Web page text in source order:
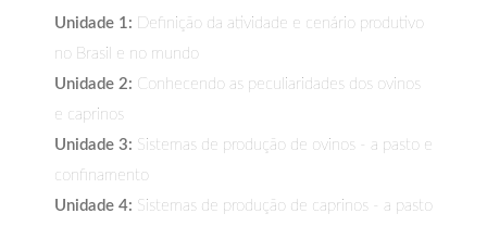
Unidade 1: Definição da atividade e cenário produtivo
no Brasil e no mundo
Unidade 2: Conhecendo as peculiaridades dos ovinos
e caprinos
Unidade 3: Sistemas de produção de ovinos - a pasto e
confinamento
Unidade 4: Sistemas de produção de caprinos - a pasto